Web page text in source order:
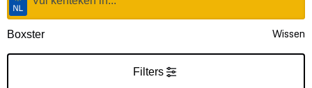
Nieuw
Boxster Wissen
Filters